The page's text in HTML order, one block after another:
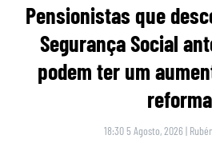
Pensionistas que
Segurança Social
podem ter um
reforma
18:30 5 Agosto, 2026 |